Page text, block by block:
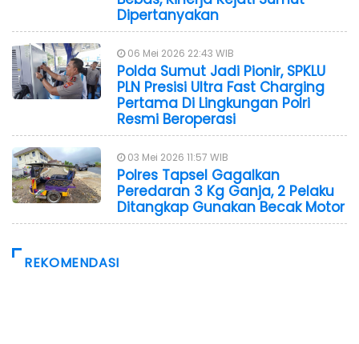
Dipertanyakan
06 Mei 2026 22:43 WIB
Polda Sumut Jadi Pionir, SPKLU
PLN Presisi Ultra Fast Charging
Pertama Di Lingkungan Polri
Resmi Beroperasi
03 Mei 2026 11:57 WIB
Polres Tapsel Gagalkan
Peredaran 3 Kg Ganja, 2 Pelaku
Ditangkap Gunakan Becak Motor
REKOMENDASI